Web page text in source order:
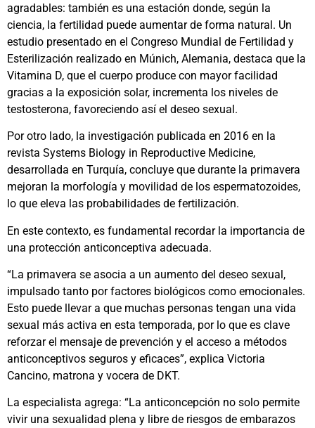
agradables: también es una estación donde, según la
ciencia, la fertilidad puede aumentar de forma natural. Un
estudio presentado en el Congreso Mundial de Fertilidad y
Esterilización realizado en Múnich, Alemania, destaca que la
Vitamina D, que el cuerpo produce con mayor facilidad
gracias a la exposición solar, incrementa los niveles de
testosterona, favoreciendo así el deseo sexual.
Por otro lado, la investigación publicada en 2016 en la
revista Systems Biology in Reproductive Medicine,
desarrollada en Turquía, concluye que durante la primavera
mejoran la morfología y movilidad de los espermatozoides,
lo que eleva las probabilidades de fertilización.
En este contexto, es fundamental recordar la importancia de
una protección anticonceptiva adecuada.
“La primavera se asocia a un aumento del deseo sexual,
impulsado tanto por factores biológicos como emocionales.
Esto puede llevar a que muchas personas tengan una vida
sexual más activa en esta temporada, por lo que es clave
reforzar el mensaje de prevención y el acceso a métodos
anticonceptivos seguros y eficaces”, explica Victoria
Cancino, matrona y vocera de DKT.
La especialista agrega: “La anticoncepción no solo permite
vivir una sexualidad plena y libre de riesgos de embarazos